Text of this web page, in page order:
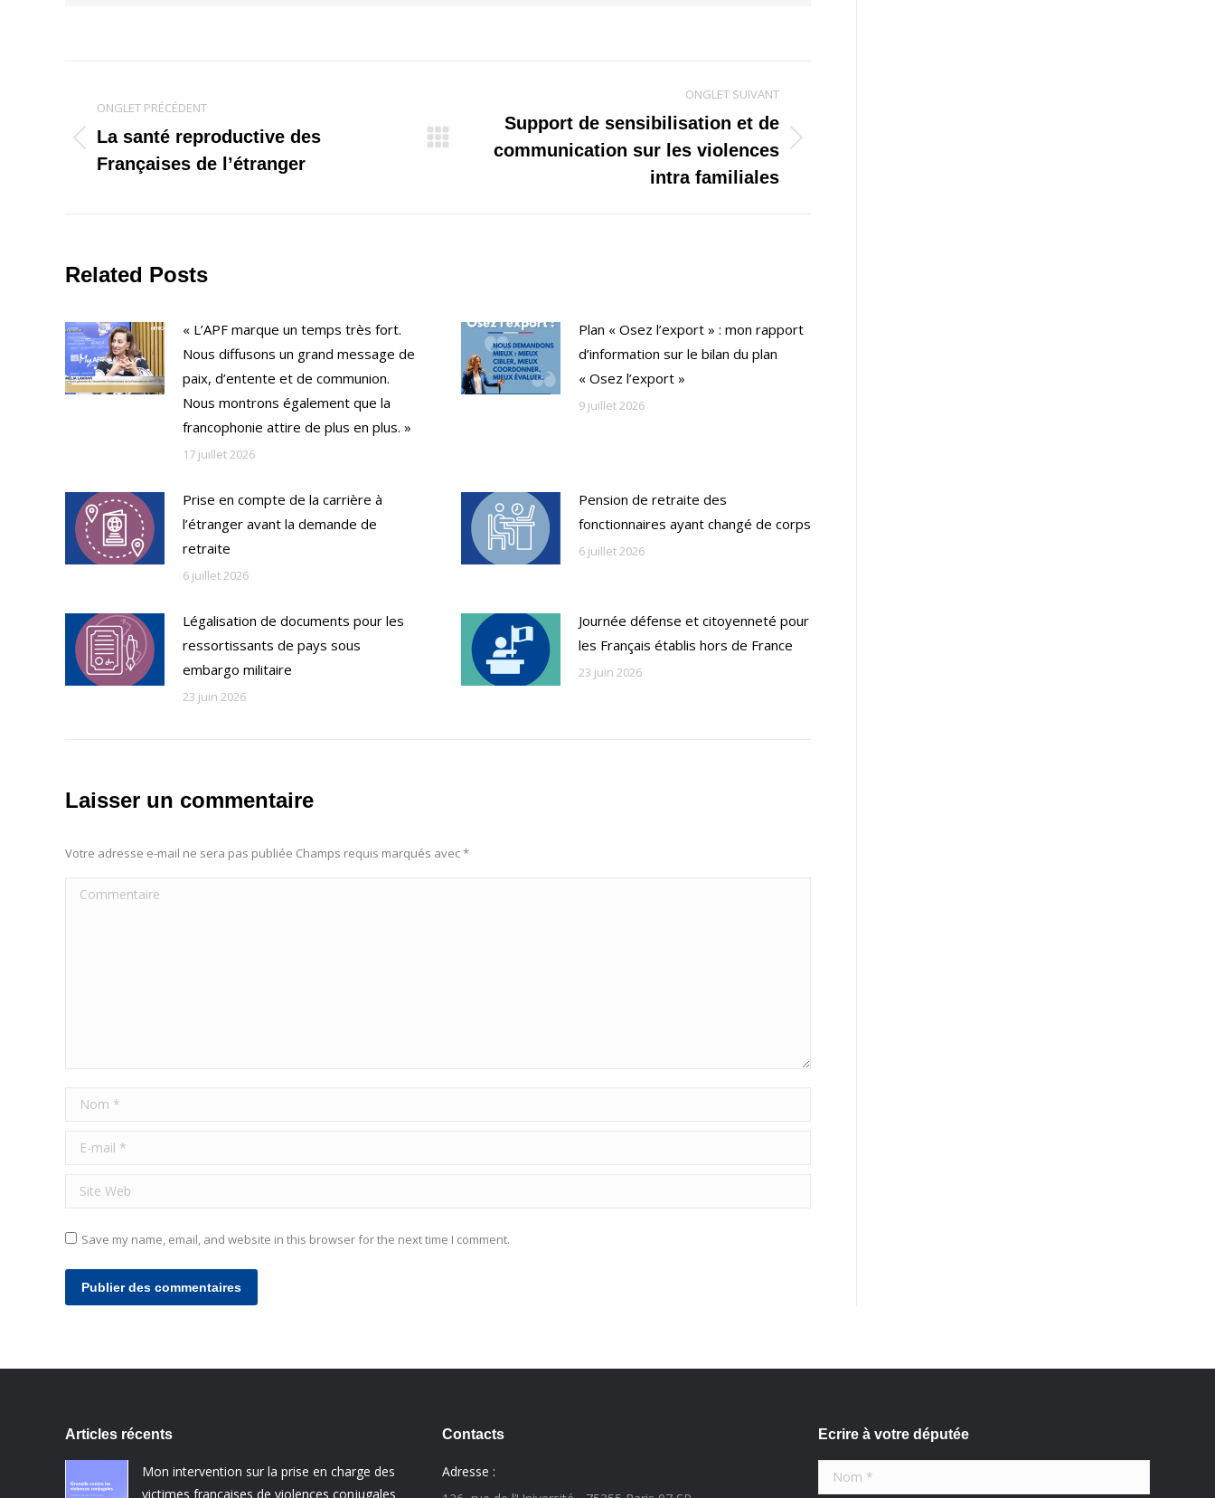
de
commentaire
ONGLET PRÉCÉDENT
Onglet
précédent
La santé reproductive des
Françaises de l’étranger
ONGLET SUIVANT
Onglet
Support de sensibilisation et de
communication sur les violences
intra familiales
Related Posts
« L’APF marque un temps très fort.
Nous diffusons un grand message de
paix, d’entente et de communion.
Nous montrons également que la
francophonie attire de plus en plus. »
17 juillet 2026
Plan « Osez l’export » : mon rapport
d’information sur le bilan du plan
« Osez l’export »
9 juillet 2026
Prise en compte de la carrière à
l’étranger avant la demande de
retraite
6 juillet 2026
Pension de retraite des
fonctionnaires ayant changé de corps
6 juillet 2026
Légalisation de documents pour les
ressortissants de pays sous
embargo militaire
23 juin 2026
Journée défense et citoyenneté pour
les Français établis hors de France
23 juin 2026
Laisser un commentaire
Votre adresse e-mail ne sera pas publiée Champs requis marqués avec*
Commentaire
Nom *
E-mail *
Site Web
Save my name, email, and website in this browser for the next time I comment.
Publier des commentaires
Articles récents
Mon intervention sur la prise en charge des
victimes françaises de violences conjugales
Contacts
Adresse :
Ecrire à votre députée
Nom *